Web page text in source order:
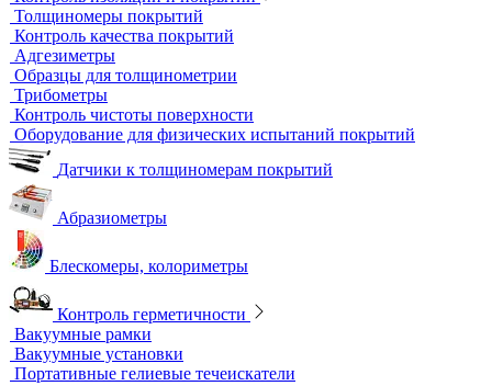
Метод магнитной памяти металла
Приборы для контроля состояния электрических машин
Вихретоковый контроль
Вихретоковые дефектоскопы
Вихретоковые преобразователи
Вихретоковые толщиномеры
Контрольные образцы для вихретокового контроля
Приборы для измерения электропроводности
Импедансный контроль
Импедансные дефектоскопы
Тестеры
Контроль изоляции и покрытий
Толщиномеры покрытий
Контроль качества покрытий
Адгезиметры
Образцы для толщинометрии
Трибометры
Контроль чистоты поверхности
Оборудование для физических испытаний покрытий